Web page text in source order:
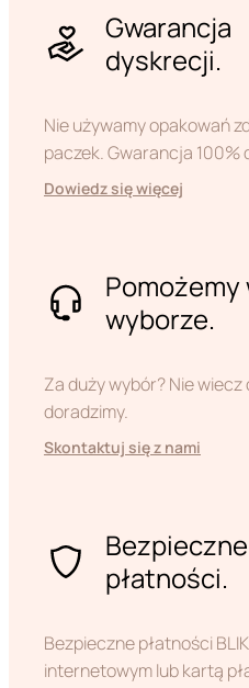
Gwarancja
dyskrecji.
Nie używamy opakowań
paczek. Gwarancja 100%
Dowiedz się więcej
Pomożemy
wyborze.
Za duży wybór? Nie
doradzimy.
Skontaktuj się z nami
Bezpieczne
płatności.
Bezpieczne płatności
internetowym lub kartą